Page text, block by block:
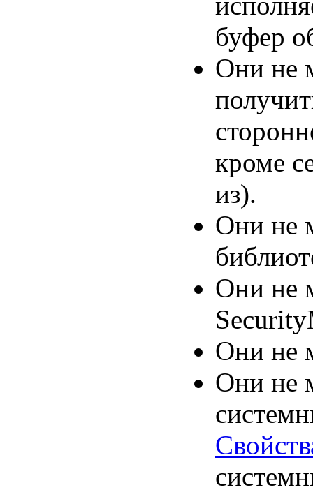
буфер
Они не
кроме
из).
Они не
Они не
Они не
Они не